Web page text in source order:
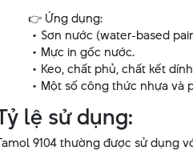
👉 Ứng dụng:
• Sơn nước (water-based
• Mực in gốc nước.
• Keo, chất phủ, chất kết
• Một số công thức nhựa và
lệ sử dụng:
9104 thường được sử dụng